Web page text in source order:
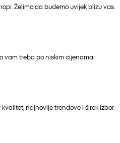
Želimo da budemo uvijek blizu vas.
vam treba po niskim cijenama.
najnovije trendove i širok izbor.